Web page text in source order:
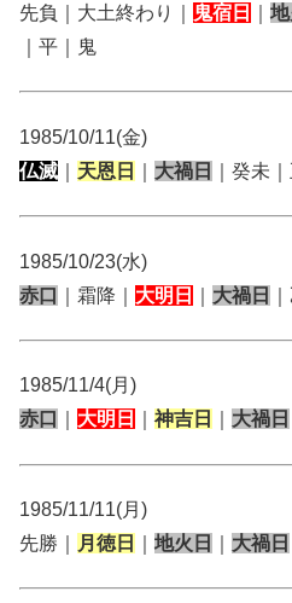
先負｜大土終わり｜
鬼宿日 地
｜平｜鬼
1985/10/11(金)
仏滅
天恩日 大禍日 ｜癸未
1985/10/23(水)
赤口
｜霜降｜ 大明日 大禍日
1985/11/4(月)
赤口
大明日 神吉日 大禍日
1985/11/11(月)
先勝｜
月徳日 地火日 大禍日